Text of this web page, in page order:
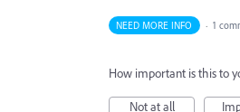
NEED MORE INFO · 1
How important is this to
Not at all